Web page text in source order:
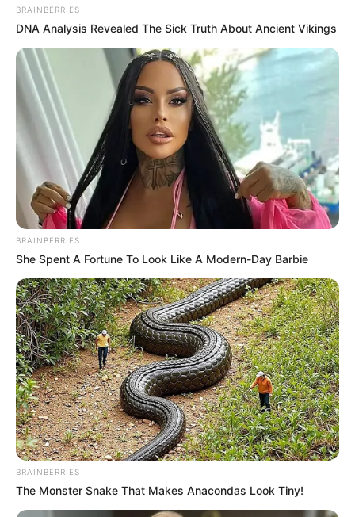
BRAINBERRIES
DNA Analysis Revealed The Sick Truth About Ancient Vikings
BRAINBERRIES
She Spent A Fortune To Look Like A Modern-Day Barbie
BRAINBERRIES
The Monster Snake That Makes Anacondas Look Tiny!